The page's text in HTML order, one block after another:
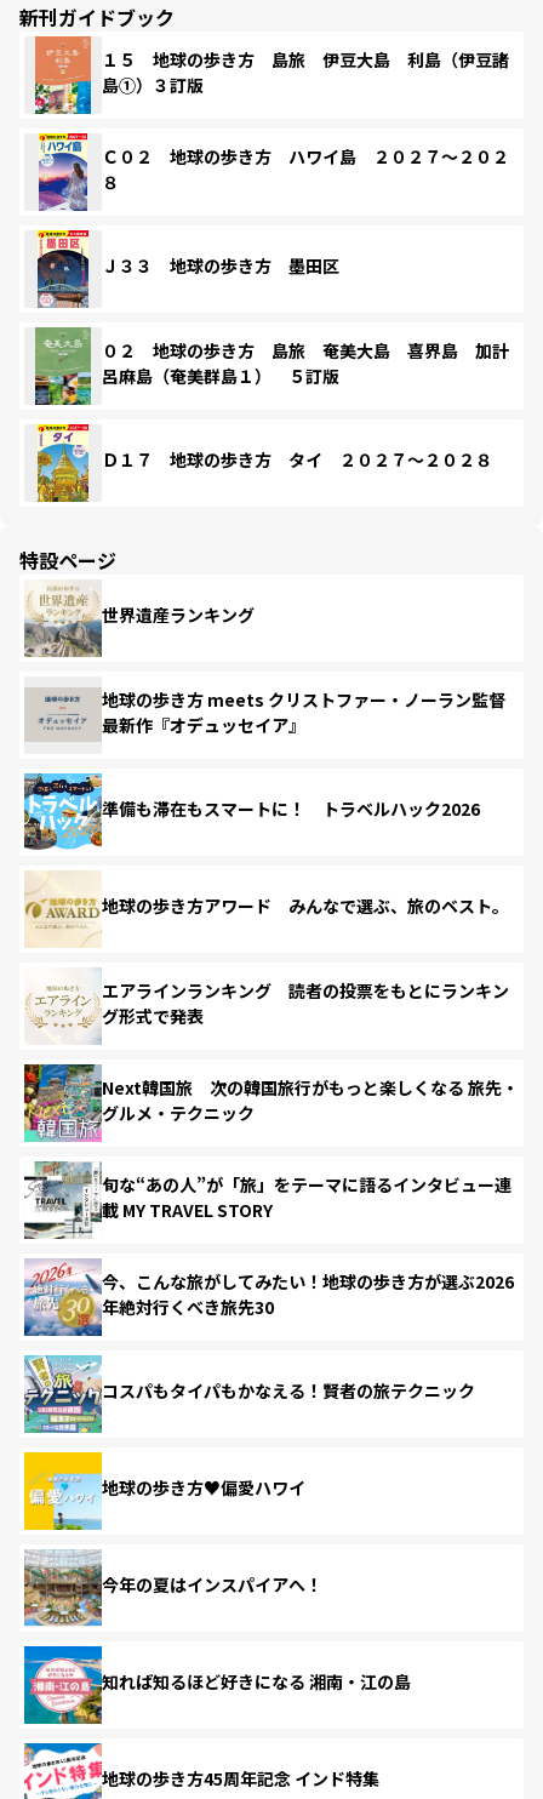
新刊ガイドブック
１５ 地球の歩き方 島旅 伊豆大島 利島（伊豆諸
島①）３訂版
Ｃ０２ 地球の歩き方 ハワイ島 ２０２７～２０２
８
Ｊ３３ 地球の歩き方 墨田区
０２ 地球の歩き方 島旅 奄美大島 喜界島 加計
呂麻島（奄美群島１） ５訂版
Ｄ１７ 地球の歩き方 タイ ２０２７～２０２８
特設ページ
世界遺産ランキング
地球の歩き方 meets クリストファー・ノーラン監督
最新作『オデュッセイア』
準備も滞在もスマートに！ トラベルハック2026
地球の歩き方アワード みんなで選ぶ、旅のベスト。
エアラインランキング 読者の投票をもとにランキン
グ形式で発表
Next韓国旅 次の韓国旅行がもっと楽しくなる 旅先・
グルメ・テクニック
旬な“あの人”が「旅」をテーマに語るインタビュー連
載 MY TRAVEL STORY
今、こんな旅がしてみたい！地球の歩き方が選ぶ2026
年絶対行くべき旅先30
コスパもタイパもかなえる！賢者の旅テクニック
地球の歩き方♥偏愛ハワイ
今年の夏はインスパイアへ！
知れば知るほど好きになる 湘南・江の島
地球の歩き方45周年記念 インド特集